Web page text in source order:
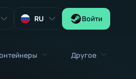
RU Войти
Другое